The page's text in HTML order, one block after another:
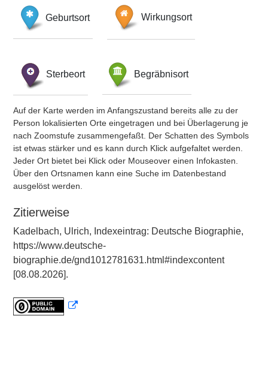
Geburtsort Wirkungsort
Sterbeort Begräbnisort
Auf der Karte werden im Anfangszustand bereits alle zu der
Person lokalisierten Orte eingetragen und bei Überlagerung je
nach Zoomstufe zusammengefaßt. Der Schatten des Symbols
ist etwas stärker und es kann durch Klick aufgefaltet werden.
Jeder Ort bietet bei Klick oder Mouseover einen Infokasten.
Über den Ortsnamen kann eine Suche im Datenbestand
ausgelöst werden.
Zitierweise
Kadelbach, Ulrich, Indexeintrag: Deutsche Biographie,
https://www.deutsche-
biographie.de/gnd1012781631.html#indexcontent
[08.08.2026].